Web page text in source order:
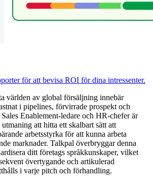
för att bevisa ROI för dina intressenter.
världen av global försäljning innebär
i pipelines, förvirrade prospekt och
Enablement-ledare och HR-chefer är
att hitta ett skalbart sätt att
arbetsstyrka för att kunna arbeta
marknader. Talkpal överbryggar denna
ditt företags språkkunskaper, vilket
övertygande och artikulerad
i varje pitch och förhandling.